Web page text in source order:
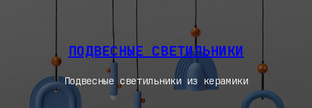
ПОДВЕСНЫЕ СВЕТИЛЬНИКИ
Подвесные светильники из керамики